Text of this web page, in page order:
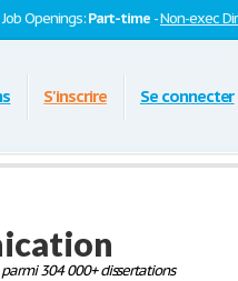
Job Openings:Part-time -Non-exec
S'inscrire Se connecter
304 000+ dissertations